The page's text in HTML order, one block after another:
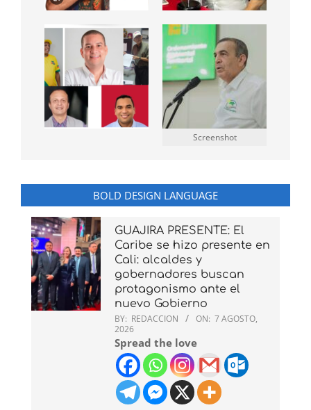
Screenshot
BOLD DESIGN LANGUAGE
GUAJIRA PRESENTE: El
Caribe se hizo presente en
Cali: alcaldes y
gobernadores buscan
protagonismo ante el
nuevo Gobierno
BY: REDACCION ON: 7 AGOSTO,
2026
Spread the love